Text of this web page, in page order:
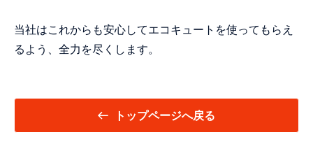
当社はこれからも安心してエコキュートを使ってもらえ
るよう、全力を尽くします。
トップページへ戻る